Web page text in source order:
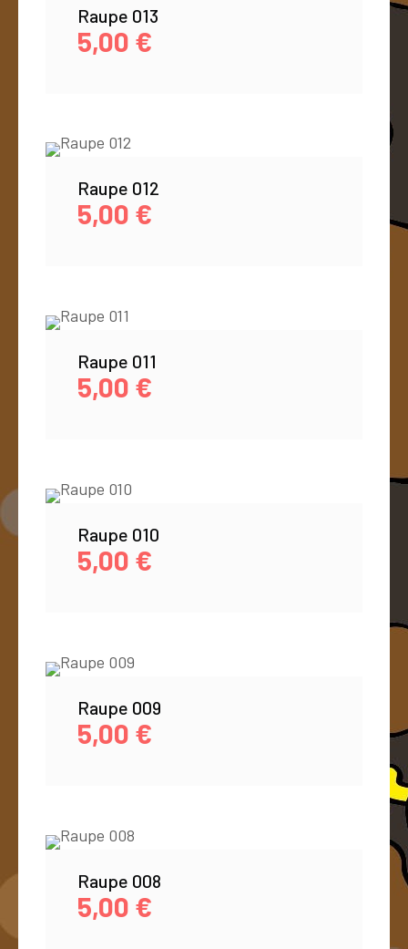
Raupe 013
5,00 €
Raupe 012
5,00 €
Raupe 011
5,00 €
Raupe 010
5,00 €
Raupe 009
5,00 €
Raupe 008
5,00 €